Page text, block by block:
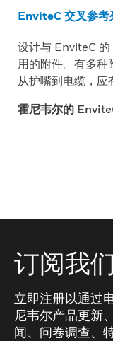
EnviteC 交叉参考
设计与 EnviteC
用的附件。有多种
从护嘴到电缆，应
霍尼韦尔的
订阅我们
立即注册以通过
尼韦尔产品更新
闻、问卷调查、